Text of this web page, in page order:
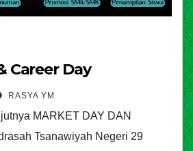
Career Day
RASYA YM
MARKET DAY DAN
Tsanawiyah Negeri 29